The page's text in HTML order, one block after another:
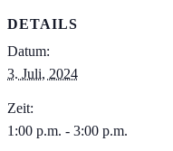
DETAILS
Datum:
3. Juli, 2024
Zeit:
1:00 p.m. - 3:00 p.m.